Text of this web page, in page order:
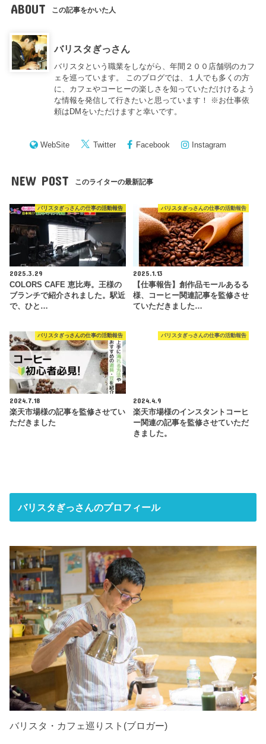
ABOUT この記事をかいた人
バリスタぎっさん
バリスタという職業をしながら、年間２００店舗弱のカフ
ェを巡っています。 このブログでは、１人でも多くの方
に、カフェやコーヒーの楽しさを知っていただけけるよう
な情報を発信して行きたいと思っています！ ※お仕事依
頼はDMをいただけますと幸いです。
WebSite Twitter Facebook Instagram
NEW POST このライターの最新記事
バリスタぎっさんの仕事の活動報告
2025.3.29
COLORS CAFE 恵比寿。王様の
ブランチで紹介されました。駅近
で、ひと…
バリスタぎっさんの仕事の活動報告
2025.1.13
【仕事報告】創作品モールあるる
様、コーヒー関連記事を監修させ
ていただきました…
バリスタぎっさんの仕事の活動報告
2024.7.18
楽天市場様の記事を監修させてい
ただきました
バリスタぎっさんの仕事の活動報告
2024.4.9
楽天市場様のインスタントコーヒ
ー関連の記事を監修させていただ
きました。
バリスタぎっさんのプロフィール
バリスタ・カフェ巡りスト(ブロガー)